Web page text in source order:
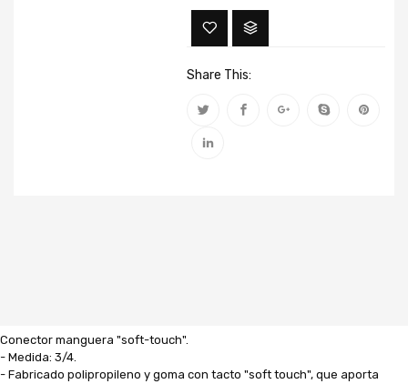
Share This:
Conector manguera "soft-touch".
- Medida: 3/4.
- Fabricado polipropileno y goma con tacto "soft touch", que aporta